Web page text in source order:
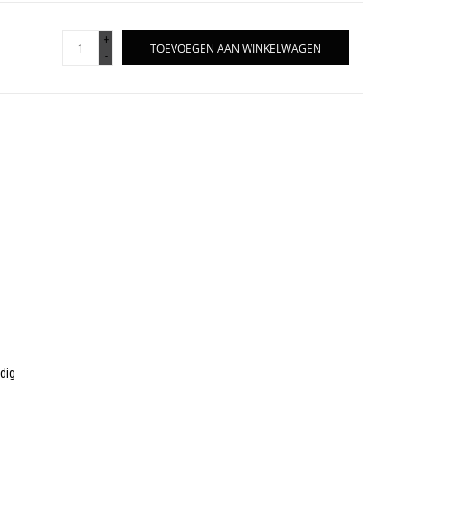
+
-
TOEVOEGEN AAN WINKELWAGEN